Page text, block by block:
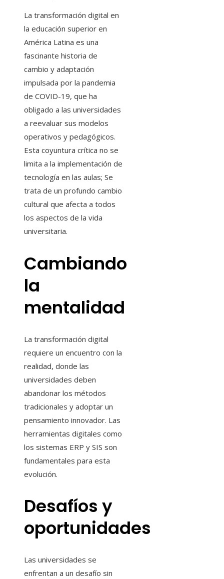
La transformación digital en
la educación superior en
América Latina es una
fascinante historia de
cambio y adaptación
impulsada por la pandemia
de COVID-19, que ha
obligado a las universidades
a reevaluar sus modelos
operativos y pedagógicos.
Esta coyuntura crítica no se
limita a la implementación de
tecnología en las aulas; Se
trata de un profundo cambio
cultural que afecta a todos
los aspectos de la vida
universitaria.
Cambiando
la
mentalidad
La transformación digital
requiere un encuentro con la
realidad, donde las
universidades deben
abandonar los métodos
tradicionales y adoptar un
pensamiento innovador. Las
herramientas digitales como
los sistemas ERP y SIS son
fundamentales para esta
evolución.
Desafíos y
oportunidades
Las universidades se
enfrentan a un desafío sin